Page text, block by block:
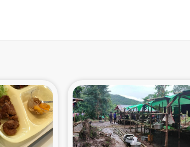
リランカ 緊急人道支援
性をつなぐサリー・リサイクル・プロジ